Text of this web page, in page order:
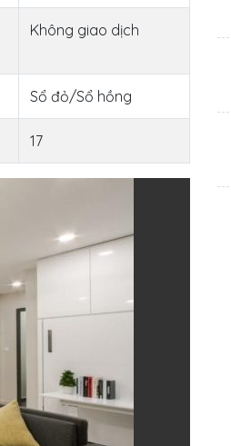
Không giao dịch
Sổ đỏ/Sổ hồng
17